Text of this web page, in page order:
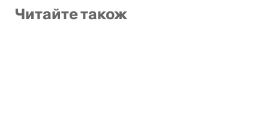
Читайте також